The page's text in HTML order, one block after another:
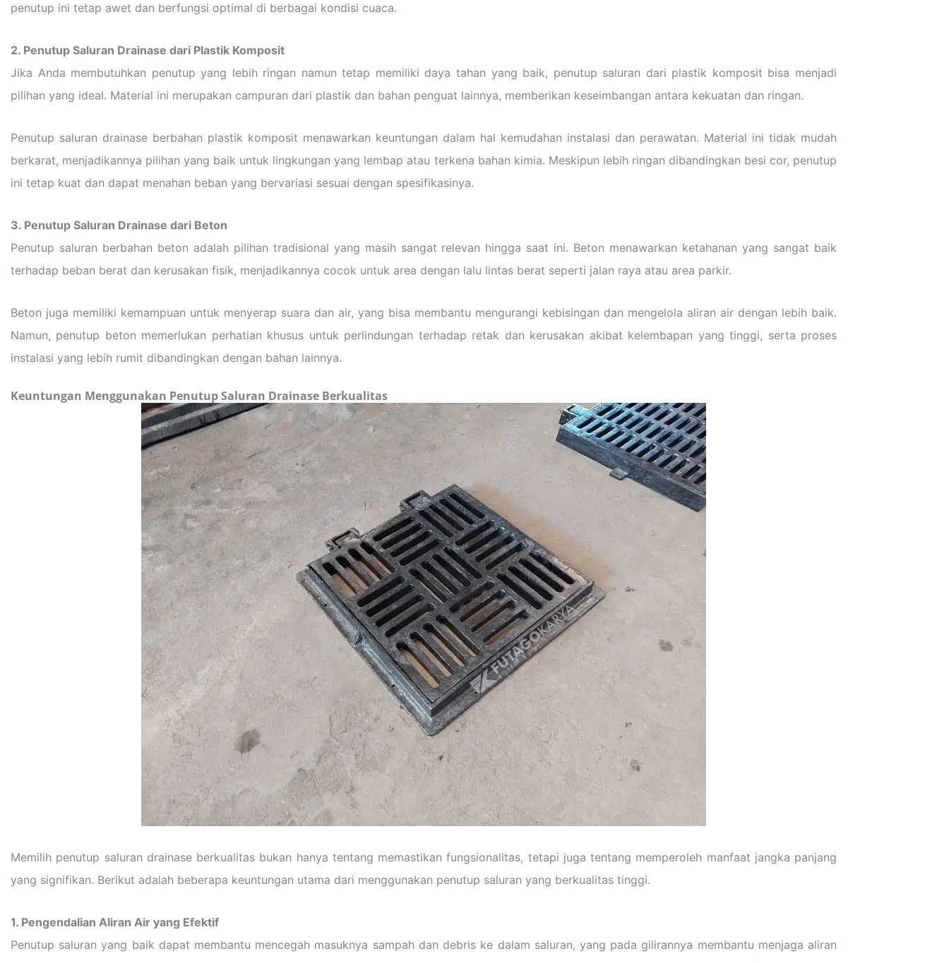
penutup ini tetap awet dan berfungsi optimal di berbagai kondisi cuaca.
2. Penutup Saluran Drainase dari Plastik Komposit
Jika Anda membutuhkan penutup yang lebih ringan namun tetap memiliki daya tahan yang baik, penutup saluran dari plastik komposit bisa menjadi
pilihan yang ideal. Material ini merupakan campuran dari plastik dan bahan penguat lainnya, memberikan keseimbangan antara kekuatan dan ringan.
Penutup saluran drainase berbahan plastik komposit menawarkan keuntungan dalam hal kemudahan instalasi dan perawatan. Material ini tidak mudah
berkarat, menjadikannya pilihan yang baik untuk lingkungan yang lembap atau terkena bahan kimia. Meskipun lebih ringan dibandingkan besi cor, penutup
ini tetap kuat dan dapat menahan beban yang bervariasi sesuai dengan spesifikasinya.
3. Penutup Saluran Drainase dari Beton
Penutup saluran berbahan beton adalah pilihan tradisional yang masih sangat relevan hingga saat ini. Beton menawarkan ketahanan yang sangat baik
terhadap beban berat dan kerusakan fisik, menjadikannya cocok untuk area dengan lalu lintas berat seperti jalan raya atau area parkir.
Beton juga memiliki kemampuan untuk menyerap suara dan air, yang bisa membantu mengurangi kebisingan dan mengelola aliran air dengan lebih baik.
Namun, penutup beton memerlukan perhatian khusus untuk perlindungan terhadap retak dan kerusakan akibat kelembapan yang tinggi, serta proses
instalasi yang lebih rumit dibandingkan dengan bahan lainnya.
Keuntungan Menggunakan Penutup Saluran Drainase Berkualitas
Memilih penutup saluran drainase berkualitas bukan hanya tentang memastikan fungsionalitas, tetapi juga tentang memperoleh manfaat jangka panjang
yang signifikan. Berikut adalah beberapa keuntungan utama dari menggunakan penutup saluran yang berkualitas tinggi.
1. Pengendalian Aliran Air yang Efektif
Penutup saluran yang baik dapat membantu mencegah masuknya sampah dan debris ke dalam saluran, yang pada gilirannya membantu menjaga aliran